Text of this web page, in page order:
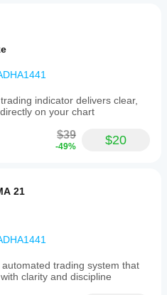
indicator delivers clear,
on your chart
$39
-49% $20
21
trading system that
clarity and discipline